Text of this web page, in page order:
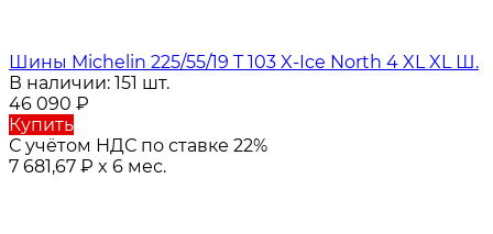
Шины Michelin 225/55/19 T 103 X-Ice North 4 XL XL Ш.
В наличии: 151 шт.
46 090 ₽
Купить
С учётом НДС по ставке 22%
7 681,67 ₽ x 6 мес.